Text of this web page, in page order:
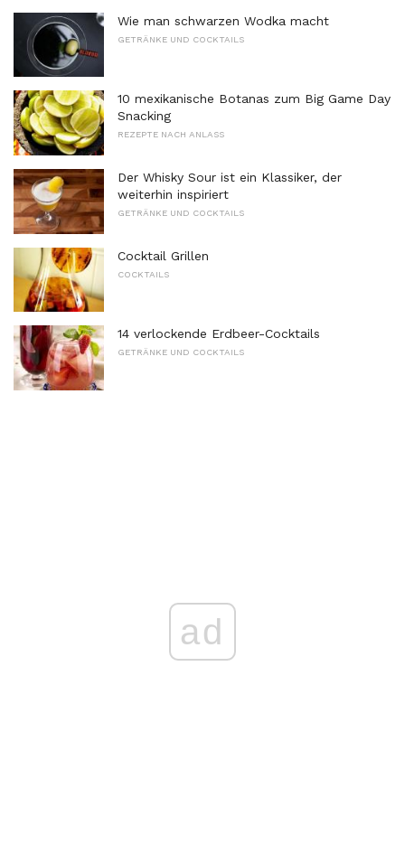
Wie man schwarzen Wodka macht
GETRÄNKE UND COCKTAILS
10 mexikanische Botanas zum Big Game Day
Snacking
REZEPTE NACH ANLASS
Der Whisky Sour ist ein Klassiker, der
weiterhin inspiriert
GETRÄNKE UND COCKTAILS
Cocktail Grillen
COCKTAILS
14 verlockende Erdbeer-Cocktails
GETRÄNKE UND COCKTAILS
ad